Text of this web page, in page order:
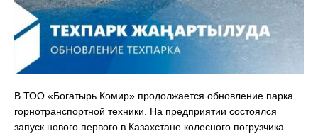
В ТОО «Богатырь Комир» продолжается обновление парка
горнотранспортной техники. На предприятии состоялся
запуск нового первого в Казахстане колесного погрузчика